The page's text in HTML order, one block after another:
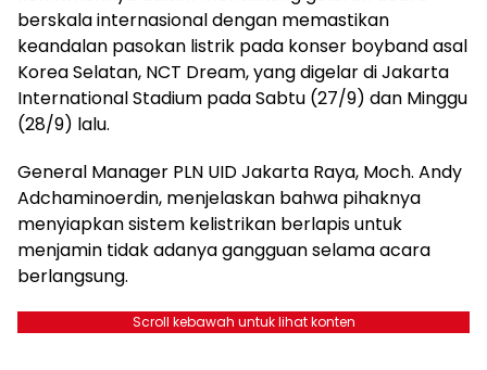
berskala internasional dengan memastikan
keandalan pasokan listrik pada konser boyband asal
Korea Selatan, NCT Dream, yang digelar di Jakarta
International Stadium pada Sabtu (27/9) dan Minggu
(28/9) lalu.
General Manager PLN UID Jakarta Raya, Moch. Andy
Adchaminoerdin, menjelaskan bahwa pihaknya
menyiapkan sistem kelistrikan berlapis untuk
menjamin tidak adanya gangguan selama acara
berlangsung.
Scroll kebawah untuk lihat konten